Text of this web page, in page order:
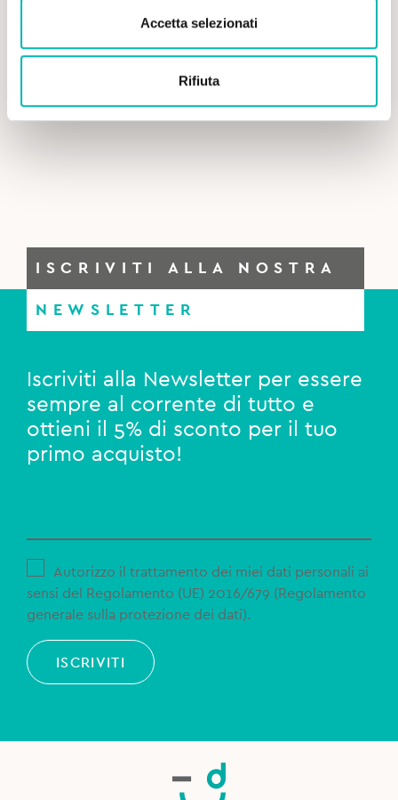
Accetta selezionati
Rifiuta
price
price
Curasept Biosmalto Collutorio Carie, Abrasione,
Erosione – 300 ml
ISCRIVITI ALLA NOSTRA
NEWSLETTER
Iscriviti alla Newsletter per essere
sempre al corrente di tutto e
ottieni il 5% di sconto per il tuo
primo acquisto!
Autorizzo il trattamento dei miei dati personali ai
sensi del Regolamento (UE) 2016/679 (Regolamento
generale sulla protezione dei dati).
ISCRIVITI